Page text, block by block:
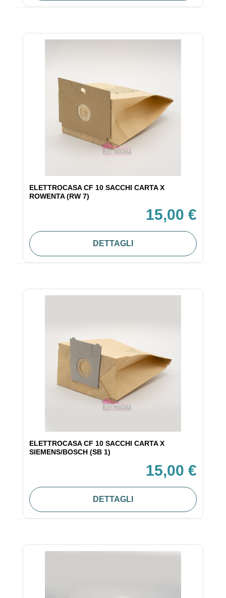
ELETTROCASA CF 10 SACCHI CARTA X
ROWENTA (RW 7)
15,00 €
DETTAGLI
ELETTROCASA CF 10 SACCHI CARTA X
SIEMENS/BOSCH (SB 1)
15,00 €
DETTAGLI